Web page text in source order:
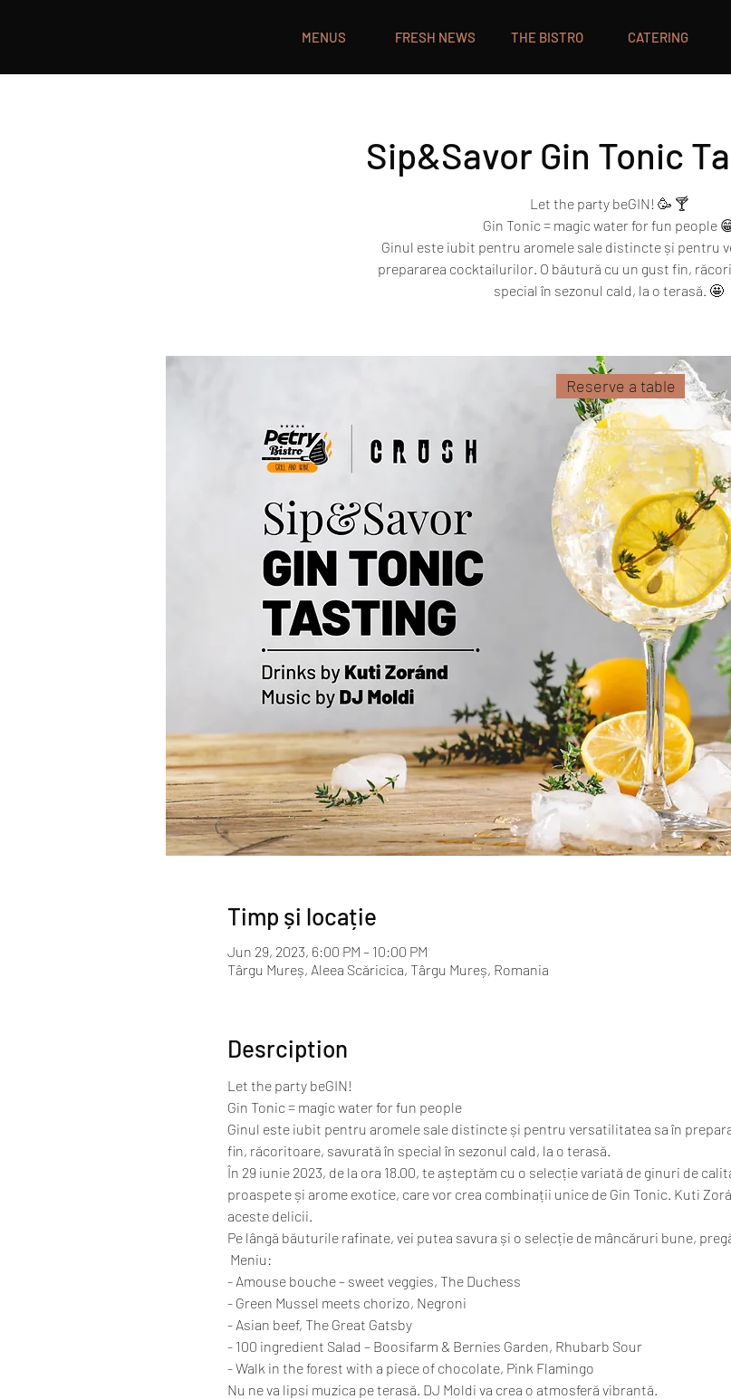
MENUS FRESH NEWS THE BISTRO CATERING
Sip&Savor Gin Tonic
Let the party beGIN! 🥳 🍸
Gin Tonic = magic water for fun people
Ginul este iubit pentru aromele sale distincte și pentru
prepararea cocktailurilor. O băutură cu un gust fin,
Timp și locație
Jun 29, 2023, 6:00 PM – 10:00 PM
Târgu Mureș, Aleea Scăricica, Târgu Mureș, Romania
Desrciption
Let the party beGIN!
Gin Tonic = magic water for fun people
Ginul este iubit pentru aromele sale distincte și pentru versatilitatea sa în
fin, răcoritoare, savurată în special în sezonul cald, la o terasă.
În 29 iunie 2023, de la ora 18.00, te așteptăm cu o selecție variată de ginuri de
proaspete și arome exotice, care vor crea combinații unice de Gin Tonic. Kuti
aceste delicii.
Pe lângă băuturile rafinate, vei putea savura și o selecție de mâncăruri bune,
Meniu:
- Amouse bouche – sweet veggies, The Duchess
- Green Mussel meets chorizo, Negroni
- Asian beef, The Great Gatsby
- 100 ingredient Salad – Boosifarm & Bernies Garden, Rhubarb Sour
- Walk in the forest with a piece of chocolate, Pink Flamingo
Nu ne va lipsi muzica pe terasă. DJ Moldi va crea o atmosferă vibrantă.
Reserve a table